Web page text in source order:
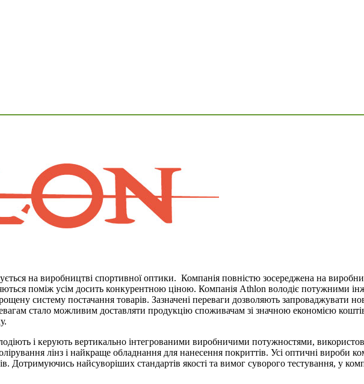
на виробництві спортивної оптики. Компанія повністю зосереджена на
поміж усім досить конкурентною ціною. Компанія Athlon володіє потужними
систему постачання товарів. Зазначені переваги дозволяють запроваджувати
стало можливим доставляти продукцію споживачам зі значною економією
і керують вертикально інтегрованими виробничими потужностями,
лінз і найкраще обладнання для нанесення покриттів. Усі оптичні вироби
Дотримуючись найсуворіших стандартів якості та вимог суворого тестування, у